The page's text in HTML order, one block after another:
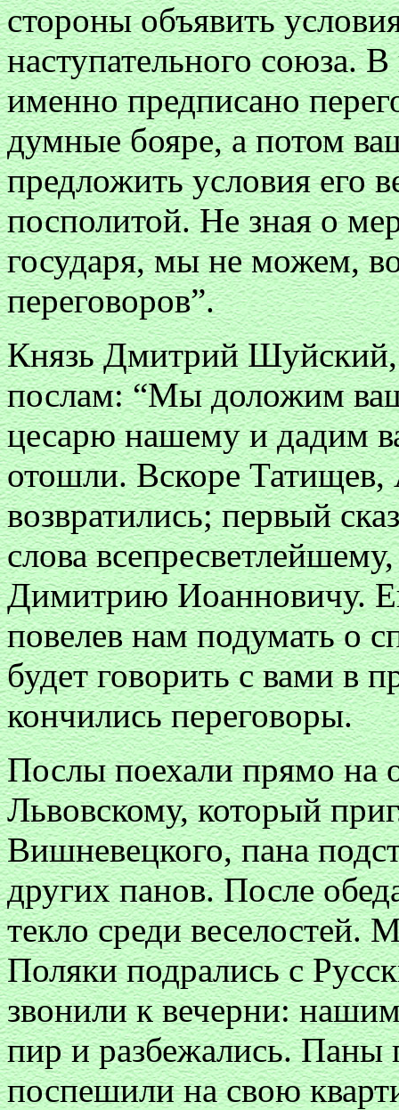
стороны объявить
наступательного союза.
именно предписано
думные бояре, а потом
предложить условия его
посполитой. Не зная о
государя, мы не можем,
переговоров”.
Князь Дмитрий Шуйский,
послам: “Мы доложим
цесарю нашему и дадим
отошли. Вскоре
возвратились; первый
слова
Димитрию Иоанновичу.
повелев нам подумать о
будет говорить с вами в
кончились переговоры.
Послы поехали прямо на
Львовскому, который
Вишневецкого, пана
других панов. После
текло среди веселостей.
Поляки подрались с
звонили к вечерни:
пир и разбежались. Паны
поспешили на свою